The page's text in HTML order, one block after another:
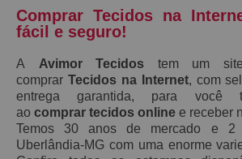
Comprar Tecidos na
fácil e seguro!
A Avimor Tecidos tem um
comprar Tecidos na Internet, com
entrega garantida, para você
ao comprar tecidos online e receber
Temos 30 anos de mercado e 2
Uberlândia-MG com uma enorme